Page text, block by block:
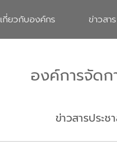
เกี่ยวกับองค์กร ข่าวสา
องค์การจัดก
ข่าวสารประ